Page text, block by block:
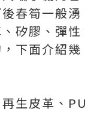
春筍一般湧
矽膠、彈性
下面介紹幾
生皮革、PU